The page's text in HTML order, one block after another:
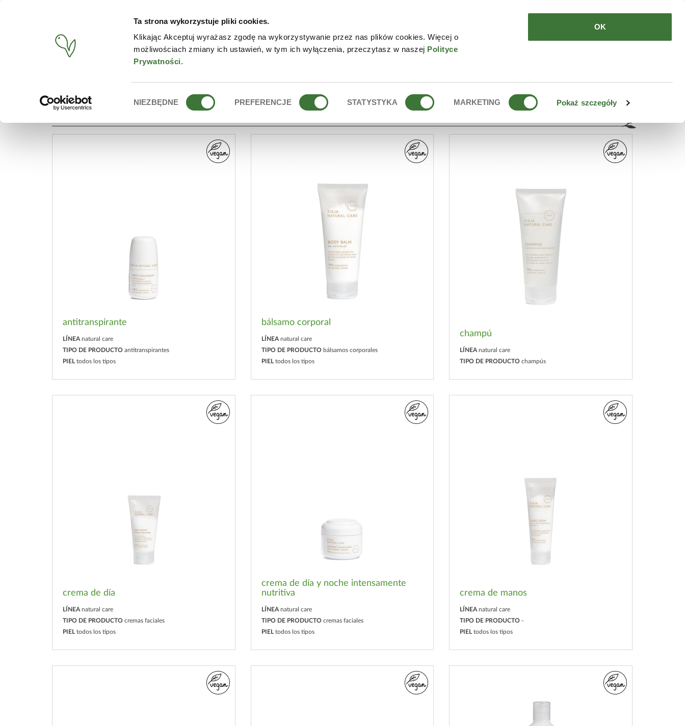
Ta strona wykorzystuje pliki cookies.
Klikając Akceptuj wyrażasz zgodę na wykorzystywanie przez nas plików cookies. Więcej o
możliwościach zmiany ich ustawień, w tym ich wyłączenia, przeczytasz w naszej Polityce
Prywatności.
zgody
NIEZBĘDNE PREFERENCJE STATYSTYKA MARKETING Pokaż szczegóły
OK
PRODUCTOS TIENDA ONLINE CONTACTO
BUSCAR LÍNEA NATURAL CARE
LÍNEA: NATURAL CARE
antitranspirante
LÍNEA natural care
TIPO DE PRODUCTO antitranspirantes
PIEL todos los tipos
bálsamo corporal
LÍNEA natural care
TIPO DE PRODUCTO bálsamos corporales
PIEL todos los tipos
champú
LÍNEA natural care
TIPO DE PRODUCTO champús
crema de día
LÍNEA natural care
TIPO DE PRODUCTO cremas faciales
PIEL todos los tipos
crema de día y noche intensamente
nutritiva
LÍNEA natural care
TIPO DE PRODUCTO cremas faciales
PIEL todos los tipos
crema de manos
LÍNEA natural care
TIPO DE PRODUCTO -
PIEL todos los tipos